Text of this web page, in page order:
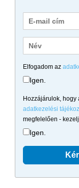
Elfogadom az
Igen.
Hozzájárulok, hogy
adatkezelési
megfelelően -
Igen.